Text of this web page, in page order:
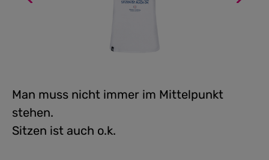
Man muss nicht immer im Mittelpunkt
stehen.
Sitzen ist auch o.k.